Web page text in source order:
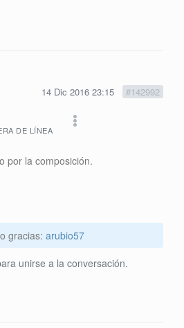
14 Dic 2016 23:15 #142992
DE LÍNEA
por la composición.
gracias: arubio57
unirse a la conversación.